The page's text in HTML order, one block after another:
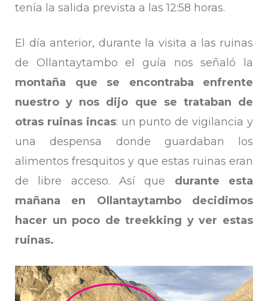
tenía la salida prevista a las 12:58 horas.
El día anterior, durante la visita a las ruinas
de Ollantaytambo el guía nos señaló la
montaña que se encontraba enfrente
nuestro y nos dijo que se trataban de
otras ruinas incas: un punto de vigilancia y
una despensa donde guardaban los
alimentos fresquitos y que estas ruinas eran
de libre acceso. Así que durante esta
mañana en Ollantaytambo decidimos
hacer un poco de treekking y ver estas
ruinas.